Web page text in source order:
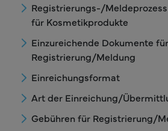
Registrierungs-/
für Kosmetikprodukte
Einzureichende Dokumente
Registrierung/Meldung
Einreichungsformat
Art der Einreichung/
Gebühren für Registrierung/